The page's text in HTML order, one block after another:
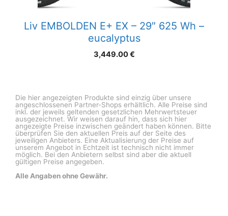
Liv EMBOLDEN E+ EX – 29″ 625 Wh –
eucalyptus
3,449.00€
Die hier angezeigten Produkte sind einzig über unsere
angeschlossenen Partner-Shops erhältlich. Alle Preise sind
inkl. der jeweils geltenden gesetzlichen Mehrwertsteuer
ausgezeichnet. Wir weisen darauf hin, dass sich hier
angezeigte Preise inzwischen geändert haben können. Bitte
überprüfen Sie den aktuellen Preis auf der Seite des
jeweiligen Anbieters. Eine Aktualisierung der Preise auf
unserem Angebot in Echtzeit ist technisch nicht immer
möglich. Bei den Anbietern selbst sind aber die aktuell
gültigen Preise angegeben.
Alle Angaben ohne Gewähr.